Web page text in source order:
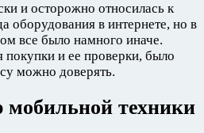
и осторожно относилась к
оборудования в интернете, но в
все было намного иначе.
покупки и ее проверки, было
можно доверять.
техники